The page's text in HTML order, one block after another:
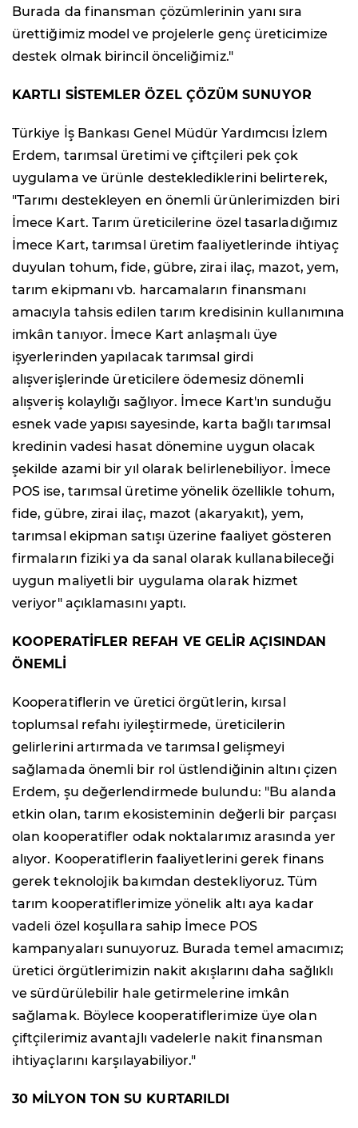
Burada da finansman çözümlerinin yanı sıra
ürettiğimiz model ve projelerle genç üreticimize
destek olmak birincil önceliğimiz."
KARTLI SİSTEMLER ÖZEL ÇÖZÜM SUNUYOR
Türkiye İş Bankası Genel Müdür Yardımcısı İzlem
Erdem, tarımsal üretimi ve çiftçileri pek çok
uygulama ve ürünle desteklediklerini belirterek,
"Tarımı destekleyen en önemli ürünlerimizden biri
İmece Kart. Tarım üreticilerine özel tasarladığımız
İmece Kart, tarımsal üretim faaliyetlerinde ihtiyaç
duyulan tohum, fide, gübre, zirai ilaç, mazot, yem,
tarım ekipmanı vb. harcamaların finansmanı
amacıyla tahsis edilen tarım kredisinin kullanımına
imkân tanıyor. İmece Kart anlaşmalı üye
işyerlerinden yapılacak tarımsal girdi
alışverişlerinde üreticilere ödemesiz dönemli
alışveriş kolaylığı sağlıyor. İmece Kart'ın sunduğu
esnek vade yapısı sayesinde, karta bağlı tarımsal
kredinin vadesi hasat dönemine uygun olacak
şekilde azami bir yıl olarak belirlenebiliyor. İmece
POS ise, tarımsal üretime yönelik özellikle tohum,
fide, gübre, zirai ilaç, mazot (akaryakıt), yem,
tarımsal ekipman satışı üzerine faaliyet gösteren
firmaların fiziki ya da sanal olarak kullanabileceği
uygun maliyetli bir uygulama olarak hizmet
veriyor" açıklamasını yaptı.
KOOPERATİFLER REFAH VE GELİR AÇISINDAN
ÖNEMLİ
Kooperatiflerin ve üretici örgütlerin, kırsal
toplumsal refahı iyileştirmede, üreticilerin
gelirlerini artırmada ve tarımsal gelişmeyi
sağlamada önemli bir rol üstlendiğinin altını çizen
Erdem, şu değerlendirmede bulundu: "Bu alanda
etkin olan, tarım ekosisteminin değerli bir parçası
olan kooperatifler odak noktalarımız arasında yer
alıyor. Kooperatiflerin faaliyetlerini gerek finans
gerek teknolojik bakımdan destekliyoruz. Tüm
tarım kooperatiflerimize yönelik altı aya kadar
vadeli özel koşullara sahip İmece POS
kampanyaları sunuyoruz. Burada temel amacımız;
üretici örgütlerimizin nakit akışlarını daha sağlıklı
ve sürdürülebilir hale getirmelerine imkân
sağlamak. Böylece kooperatiflerimize üye olan
çiftçilerimiz avantajlı vadelerle nakit finansman
ihtiyaçlarını karşılayabiliyor."
30 MİLYON TON SU KURTARILDI